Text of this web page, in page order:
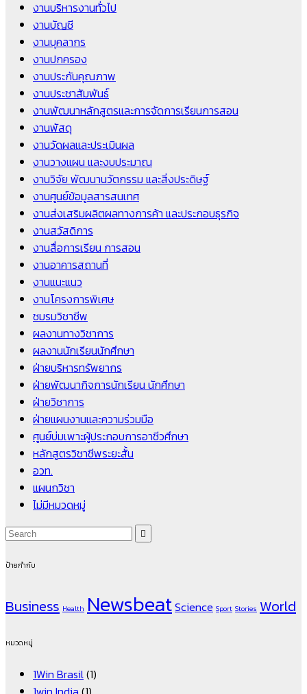
งานบริหารงานทั่วไป
งานบัญชี
งานบุคลากร
งานปกครอง
งานประกันคุณภาพ
งานประชาสัมพันธ์
งานพัฒนาหลักสูตรและการจัดการเรียนการสอน
งานพัสดุ
งานวัดผลและประเมินผล
งานวางแผน และงบประมาณ
งานวิจัย พัฒนานวัตกรรม และสิ่งประดิษฐ์
งานศูนย์ข้อมูลสารสนเทศ
งานส่งเสริมผลิตผลทางการค้า และประกอบธุรกิจ
งานสวัสดิการ
งานสื่อการเรียน การสอน
งานอาคารสถานที่
งานแนะแนว
งานโครงการพิเศษ
ชมรมวิชาชีพ
ผลงานทางวิชาการ
ผลงานนักเรียนนักศึกษา
ฝ่ายบริหารทรัพยากร
ฝ่ายพัฒนากิจการนักเรียน นักศึกษา
ฝ่ายวิชาการ
ฝ่ายแผนงานและความร่วมมือ
ศูนย์บ่มเพาะผู้ประกอบการอาชีวศึกษา
หลักสูตรวิชาชีพระยะสั้น
อวท.
แผนกวิชา
ไม่มีหมวดหมู่
ป้ายกำกับ
Business Health NewsbeatScience Sport Stories World
หมวดหมู่
1Win Brasil(1)